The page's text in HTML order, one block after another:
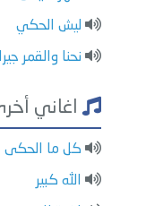
ليش الحكي
نحنا والقمر
اغاني
كل ما الحكى
الله كبير